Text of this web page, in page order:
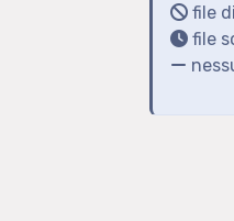
file
file